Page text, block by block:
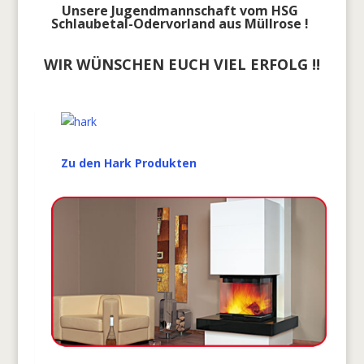
Unsere Jugendmannschaft vom HSG
Schlaubetal-Odervorland aus Müllrose !
WIR WÜNSCHEN EUCH VIEL ERFOLG !!
Zu den Hark Produkten